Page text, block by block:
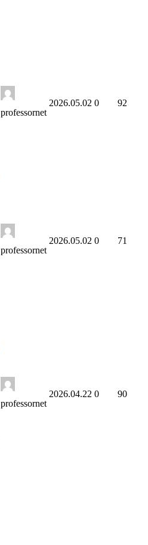
professornet
2026.05.02 0 92
professornet
2026.05.02 0 71
professornet
2026.04.22 0 90